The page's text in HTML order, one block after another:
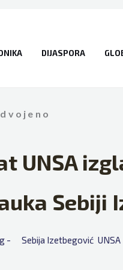
DIJASPORA
UNSA
Sebiji
- Sebija Izetbegović UNSA